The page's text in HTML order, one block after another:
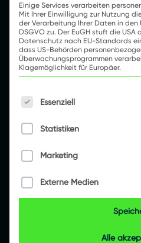
Einige Services verarbeiten
Mit Ihrer Einwilligung zur Nutzung
der Verarbeitung Ihrer Daten in den
DSGVO zu. Der EuGH stuft die
Datenschutz nach EU-Standards
dass US-Behörden
Überwachungsprogrammen
Klagemöglichkeit für Europäer.
Essenziell
Statistiken
Marketing
Externe Medien
Alle